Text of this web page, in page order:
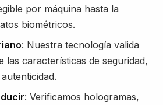
por máquina hasta la
biométricos.
: Nuestra tecnología valida
las características de seguridad,
: Verificamos hologramas,